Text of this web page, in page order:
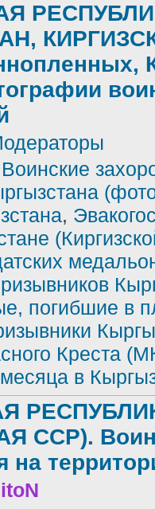
Воинские
,
погибшие в
Креста
в
ССР).
на